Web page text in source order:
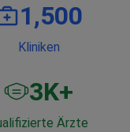
1,500
Kliniken
3K+
Ärzte